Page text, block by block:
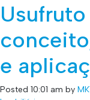
e
Posted 10:01 am by